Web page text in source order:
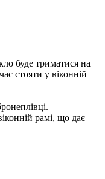
буде триматися на
стояти у віконній
рамі, що дає